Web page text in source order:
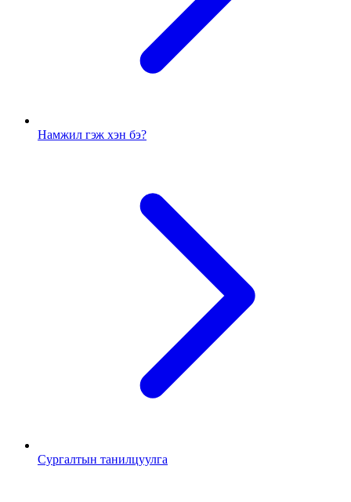
Намжил гэж хэн бэ?
Сургалтын танилцуулга